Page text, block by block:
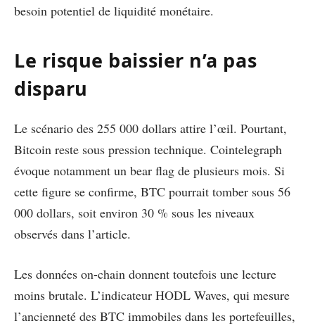
besoin potentiel de liquidité monétaire.
Le risque baissier n’a pas
disparu
Le scénario des 255 000 dollars attire l’œil. Pourtant,
Bitcoin reste sous pression technique. Cointelegraph
évoque notamment un bear flag de plusieurs mois. Si
cette figure se confirme, BTC pourrait tomber sous 56
000 dollars, soit environ 30 % sous les niveaux
observés dans l’article.
Les données on-chain donnent toutefois une lecture
moins brutale. L’indicateur HODL Waves, qui mesure
l’ancienneté des BTC immobiles dans les portefeuilles,